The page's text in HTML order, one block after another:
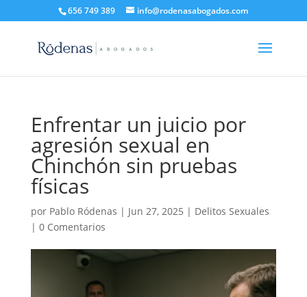
656 749 389 info@rodenasabogados.com
Enfrentar un juicio por
agresión sexual en
Chinchón sin pruebas
físicas
por Pablo Ródenas | Jun 27, 2025 | Delitos Sexuales
| 0 Comentarios